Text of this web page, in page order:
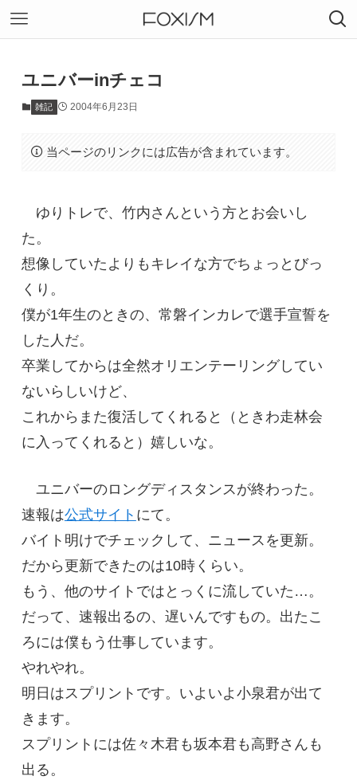
ユニバーinチェコ
雑記 2004年6月23日
当ページのリンクには広告が含まれています。
ゆりトレで、竹内さんという方とお会いし
た。
想像していたよりもキレイな方でちょっとびっ
くり。
僕が1年生のときの、常磐インカレで選手宣誓を
した人だ。
卒業してからは全然オリエンテーリングしてい
ないらしいけど、
これからまた復活してくれると（ときわ走林会
に入ってくれると）嬉しいな。
ユニバーのロングディスタンスが終わった。
速報は公式サイト にて。
バイト明けでチェックして、ニュースを更新。
だから更新できたのは10時くらい。
もう、他のサイトではとっくに流していた…。
だって、速報出るの、遅いんですもの。出たこ
ろには僕もう仕事しています。
やれやれ。
明日はスプリントです。いよいよ小泉君が出て
きます。
スプリントには佐々木君も坂本君も高野さんも
出る。